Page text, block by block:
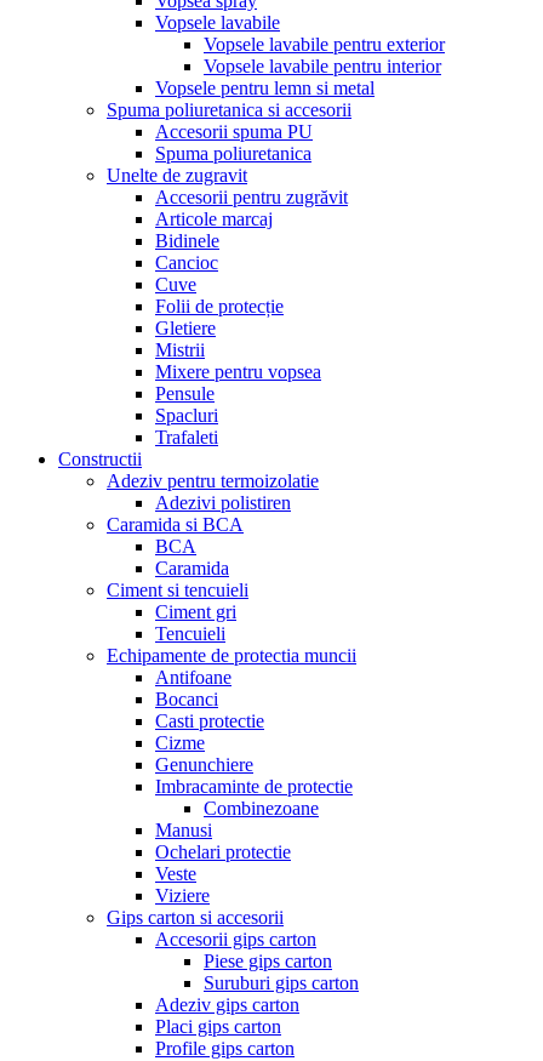
Vopsele lavabile
Vopsele lavabile pentru exterior
Vopsele lavabile pentru interior
Vopsele pentru lemn si metal
Spuma poliuretanica si accesorii
Accesorii spuma PU
Spuma poliuretanica
Unelte de zugravit
Accesorii pentru zugrăvit
Articole marcaj
Bidinele
Cancioc
Cuve
Folii de protecție
Gletiere
Mistrii
Mixere pentru vopsea
Pensule
Spacluri
Trafaleti
Constructii
Adeziv pentru termoizolatie
Adezivi polistiren
Caramida si BCA
BCA
Caramida
Ciment si tencuieli
Ciment gri
Tencuieli
Echipamente de protectia muncii
Antifoane
Bocanci
Casti protectie
Cizme
Genunchiere
Imbracaminte de protectie
Combinezoane
Manusi
Ochelari protectie
Veste
Viziere
Gips carton si accesorii
Accesorii gips carton
Piese gips carton
Suruburi gips carton
Adeziv gips carton
Placi gips carton
Profile gips carton